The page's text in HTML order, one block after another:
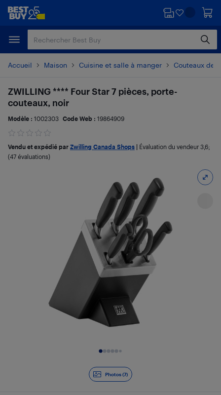
Passer
principal
Passer
Accueil Maison Cuisine et salle à manger Couteaux de
Photos (7)
ZWILLING **** Four Star 7 pièces, porte-
couteaux, noir
Modèle : 1002303 Code Web : 19864909
Vendu et expédié par Zwilling Canada Shops Évaluation du vendeur 3,6;
(47 évaluations)